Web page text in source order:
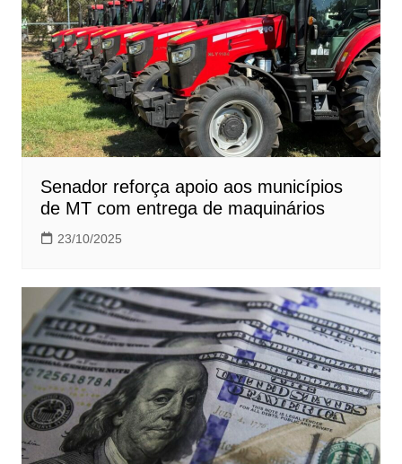
Senador reforça apoio aos municípios
de MT com entrega de maquinários
23/10/2025